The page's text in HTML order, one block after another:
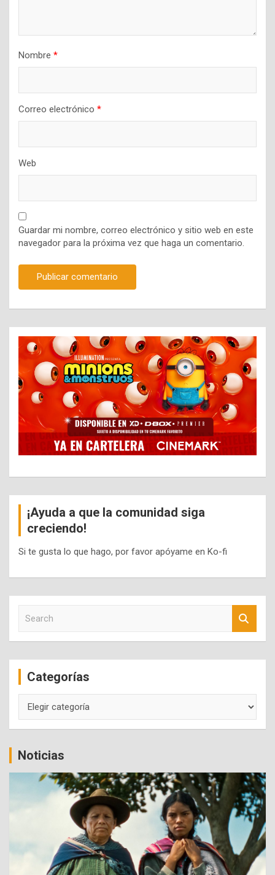
Nombre *
Correo electrónico *
Web
Guardar mi nombre, correo electrónico y sitio web en este
navegador para la próxima vez que haga un comentario.
¡Ayuda a que la comunidad siga
creciendo!
Si te gusta lo que hago, por favor apóyame en Ko-fi
c
Categorías
Noticias